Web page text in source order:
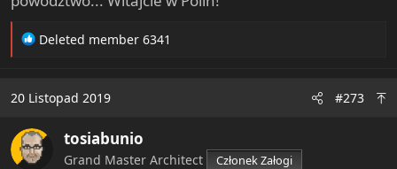
R
t
o
n
Deleted member 6341
20 Listopad 2019 #273
tosiabunio
Grand Master Architect Członek Załogi